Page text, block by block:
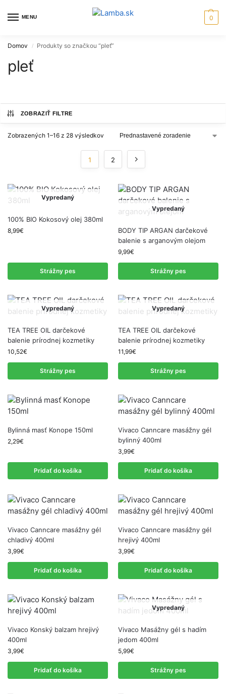
MENU 0
Domov / Produkty so značkou “pleť”
pleť
ZOBRAZIŤ FILTRE
Zobrazených 1–16 z 28 výsledkov
1 2
Vypredaný
100% BIO Kokosový olej 380ml
8,99€
Strážny pes
Vypredaný
BODY TIP ARGAN darčekové
balenie s arganovým olejom
9,99€
Strážny pes
Vypredaný
TEA TREE OIL darčekové
balenie prírodnej kozmetiky
10,52€
Strážny pes
Vypredaný
TEA TREE OIL darčekové
balenie prírodnej kozmetiky
11,99€
Strážny pes
Bylinná masť Konope 150ml
2,29€
Pridať do košíka
Vivaco Canncare masážny gél
bylinný 400ml
3,99€
Pridať do košíka
Vivaco Canncare masážny gél
chladivý 400ml
3,99€
Pridať do košíka
Vivaco Canncare masážny gél
hrejivý 400ml
3,99€
Pridať do košíka
Vivaco Konský balzam hrejivý
400ml
3,99€
Pridať do košíka
Vypredaný
Vivaco Masážny gél s hadím
jedom 400ml
5,99€
Strážny pes